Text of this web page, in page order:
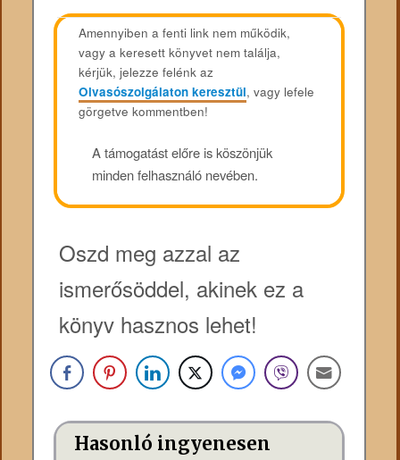
Amennyiben a fenti link nem működik,
vagy a keresett könyvet nem találja,
kérjük, jelezze felénk az
Olvasószolgálaton keresztül, vagy lefele
görgetve kommentben!
A támogatást előre is köszönjük
minden felhasználó nevében.
Oszd meg azzal az
ismerősöddel, akinek ez a
könyv hasznos lehet!
Hasonló ingyenesen